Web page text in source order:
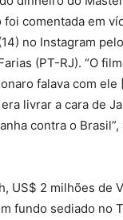
foi comentada em
no Instagram
(PT-RJ). “O
falava com ele
livrar a cara de
contra o Brasil”,
US$ 2 milhões de
fundo sediado no